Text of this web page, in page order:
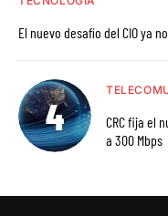
El nuevo desafío del CIO ya
CRC fija el
a 300 Mbps